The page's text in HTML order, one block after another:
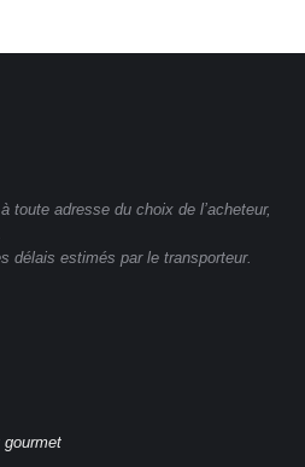
toute adresse du choix de l’acheteur,
délais estimés par le transporteur.